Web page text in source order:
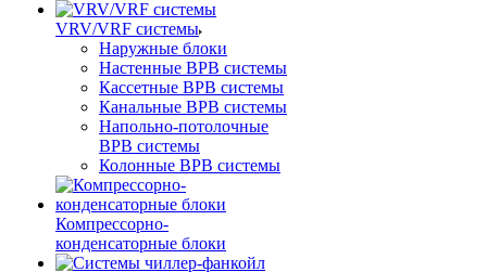
VRV/VRF системы
Наружные блоки
Настенные ВРВ системы
Кассетные ВРВ системы
Канальные ВРВ системы
Напольно-потолочные
ВРВ системы
Колонные ВРВ системы
Компрессорно-
конденсаторные блоки